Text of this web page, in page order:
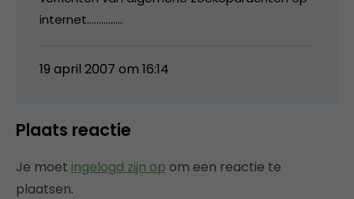
internet……………
19 april 2007 om 16:14
Plaats reactie
Je moet ingelogd zijn op om een reactie te
plaatsen.